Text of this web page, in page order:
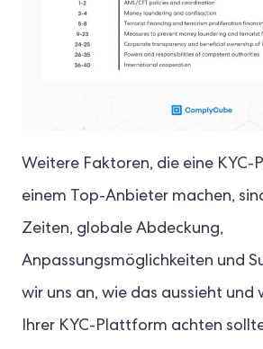
Weitere Faktoren, die eine KYC-
einem Top-Anbieter machen,
Zeiten, globale Abdeckung,
Anpassungsmöglichkeiten und
wir uns an, wie das aussieht und
Ihrer KYC-Plattform achten